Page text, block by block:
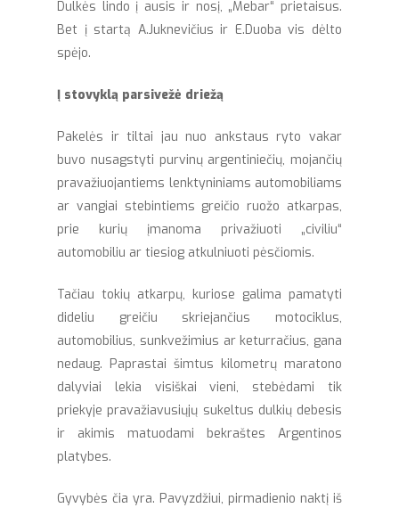
Dulkės lindo į ausis ir nosį, „Mebar“ prietaisus.
Bet į startą A.Juknevičius ir E.Duoba vis dėlto
spėjo.
Į stovyklą parsivežė driežą
Pakelės ir tiltai jau nuo ankstaus ryto vakar
buvo nusagstyti purvinų argentiniečių, mojančių
pravažiuojantiems lenktyniniams automobiliams
ar vangiai stebintiems greičio ruožo atkarpas,
prie kurių įmanoma privažiuoti „civiliu“
automobiliu ar tiesiog atkulniuoti pėsčiomis.
Tačiau tokių atkarpų, kuriose galima pamatyti
dideliu greičiu skriejančius motociklus,
automobilius, sunkvežimius ar keturračius, gana
nedaug. Paprastai šimtus kilometrų maratono
dalyviai lekia visiškai vieni, stebėdami tik
priekyje pravažiavusiųjų sukeltus dulkių debesis
ir akimis matuodami bekraštes Argentinos
platybes.
Gyvybės čia yra. Pavyzdžiui, pirmadienio naktį iš